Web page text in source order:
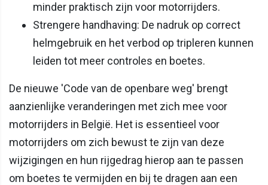
minder praktisch zijn voor motorrijders.
Strengere handhaving: De nadruk op correct
helmgebruik en het verbod op tripleren kunnen
leiden tot meer controles en boetes.
De nieuwe 'Code van de openbare weg' brengt
aanzienlijke veranderingen met zich mee voor
motorrijders in België. Het is essentieel voor
motorrijders om zich bewust te zijn van deze
wijzigingen en hun rijgedrag hierop aan te passen
om boetes te vermijden en bij te dragen aan een